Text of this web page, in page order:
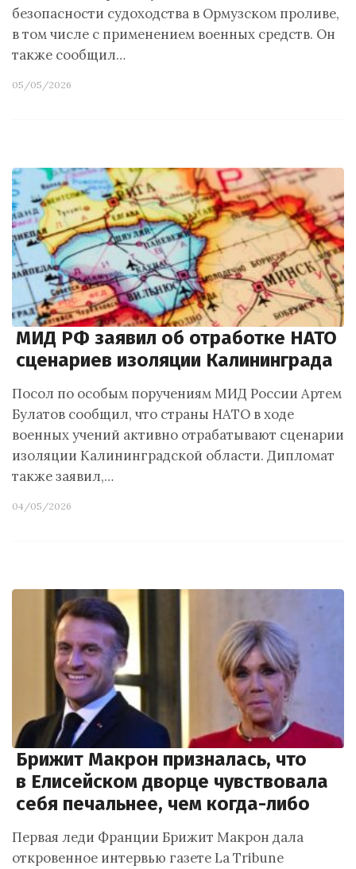
безопасности судоходства в Ормузском проливе,
в том числе с применением военных средств. Он
также сообщил…
05/05/2026
МИД РФ заявил об отработке НАТО
сценариев изоляции Калининграда
Посол по особым поручениям МИД России Артем
Булатов сообщил, что страны НАТО в ходе
военных учений активно отрабатывают сценарии
изоляции Калининградской области. Дипломат
также заявил,…
04/05/2026
Брижит Макрон призналась, что
в Елисейском дворце чувствовала
себя печальнее, чем когда-либо
Первая леди Франции Брижит Макрон дала
откровенное интервью газете La Tribune